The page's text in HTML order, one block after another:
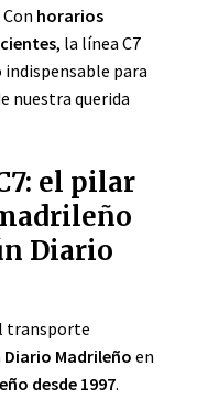
horarios
, la línea C7
para
nuestra querida
el pilar
Diario
transporte
Diario Madrileño en
desde 1997.